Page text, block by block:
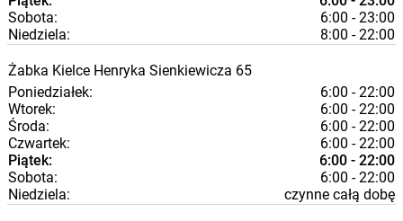
Sobota:
6:00 - 23:00
Niedziela:
8:00 - 22:00
Żabka Kielce Henryka Sienkiewicza 65
Poniedziałek:
6:00 - 22:00
Wtorek:
6:00 - 22:00
Środa:
6:00 - 22:00
Czwartek:
6:00 - 22:00
Piątek:
6:00 - 22:00
Sobota:
6:00 - 22:00
Niedziela:
czynne całą dobę